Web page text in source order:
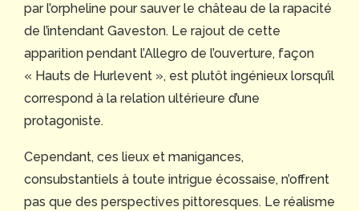
par l’orpheline pour sauver le château de la rapacité
de l’intendant Gaveston. Le rajout de cette
apparition pendant l’Allegro de l’ouverture, façon
« Hauts de Hurlevent », est plutôt ingénieux lorsqu’il
correspond à la relation ultérieure d’une
protagoniste.
Cependant, ces lieux et manigances,
consubstantiels à toute intrigue écossaise, n’offrent
pas que des perspectives pittoresques. Le réalisme